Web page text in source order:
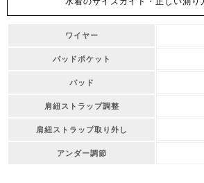
ワイヤー
パッドポケット
パッド
肩紐ストラップ調整
肩紐ストラップ取り外し
アンダー調節